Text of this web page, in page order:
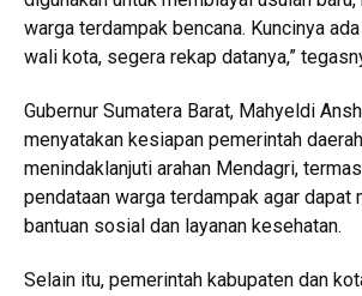
warga terdampak bencana. Kuncinya
wali kota, segera rekap datanya,”
Gubernur Sumatera Barat, Mahyeldi
menyatakan kesiapan pemerintah
menindaklanjuti arahan Mendagri,
pendataan warga terdampak agar dapat
bantuan sosial dan layanan kesehatan.
Selain itu, pemerintah kabupaten dan